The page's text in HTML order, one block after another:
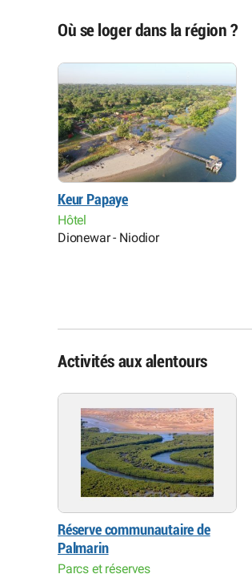
Où se loger dans la région ?
Keur Papaye
Hôtel
Dionewar - Niodior
Activités aux alentours
Réserve communautaire de
Palmarin
Parcs et réserves